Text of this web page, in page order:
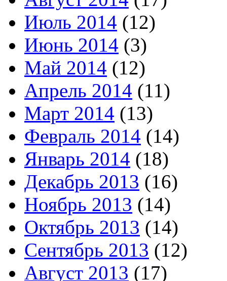
Июль 2014 (12)
Июнь 2014 (3)
Май 2014 (12)
Апрель 2014 (11)
Март 2014 (13)
Февраль 2014 (14)
Январь 2014 (18)
Декабрь 2013 (16)
Ноябрь 2013 (14)
Октябрь 2013 (14)
Сентябрь 2013 (12)
Август 2013 (17)